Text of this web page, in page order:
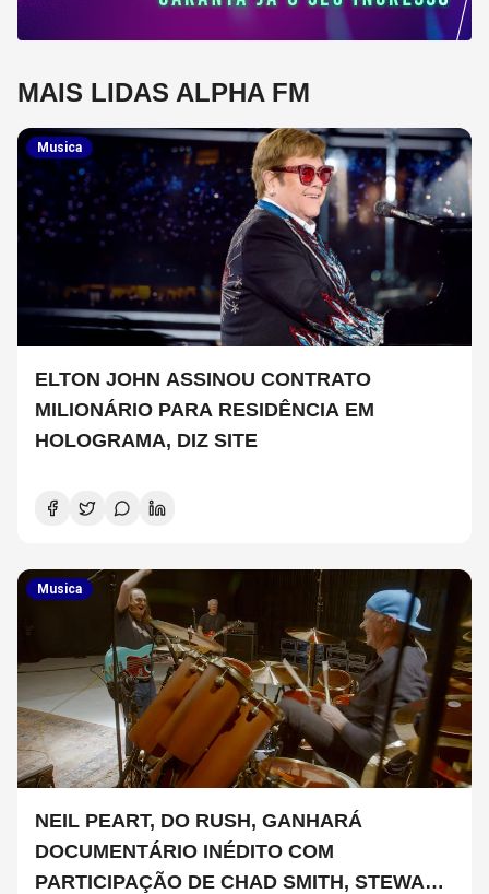
MAIS LIDAS ALPHA FM
Musica
ELTON JOHN ASSINOU CONTRATO
MILIONÁRIO PARA RESIDÊNCIA EM
HOLOGRAMA, DIZ SITE
Musica
NEIL PEART, DO RUSH, GANHARÁ
DOCUMENTÁRIO INÉDITO COM
PARTICIPAÇÃO DE CHAD SMITH, STEWART